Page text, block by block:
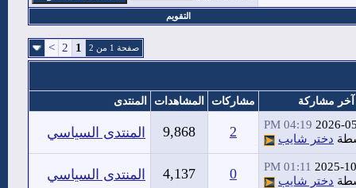
التقويم
صفحة 1 من 2 1
2
>
آخر مشاركة مشاركات المشاهدات المنتدى
2026-
04:19 PM
دختر شايب 2
9,868 المنتدى السياسي
2025-
01:11 PM
دختر شايب 0
4,137 المنتدى السياسي